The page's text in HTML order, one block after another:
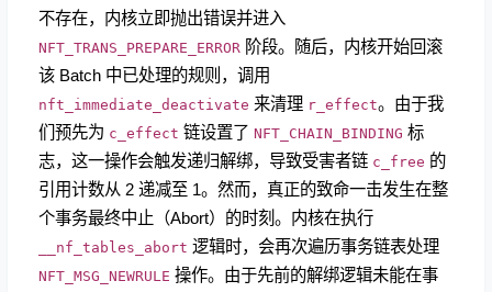
不存在，内核立即抛出错误并进入
NFT_TRANS_PREPARE_ERROR 阶段。随后，内核开始回滚
该 Batch 中已处理的规则，调用
nft_immediate_deactivate 来清理 r_effect。由于我
们预先为 c_effect 链设置了 NFT_CHAIN_BINDING 标
志，这一操作会触发递归解绑，导致受害者链 c_free 的
引用计数从 2 递减至 1。然而，真正的致命一击发生在整
个事务最终中止（Abort）的时刻。内核在执行
__nf_tables_abort 逻辑时，会再次遍历事务链表处理
NFT_MSG_NEWRULE 操作。由于先前的解绑逻辑未能在事